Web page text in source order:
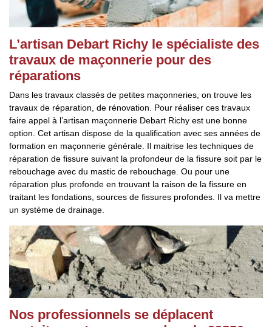
L’artisan Debart Richy le spécialiste des
travaux de maçonnerie pour des
réparations
Dans les travaux classés de petites maçonneries, on trouve les
travaux de réparation, de rénovation. Pour réaliser ces travaux
faire appel à l’artisan maçonnerie Debart Richy est une bonne
option. Cet artisan dispose de la qualification avec ses années de
formation en maçonnerie générale. Il maitrise les techniques de
réparation de fissure suivant la profondeur de la fissure soit par le
rebouchage avec du mastic de rebouchage. Ou pour une
réparation plus profonde en trouvant la raison de la fissure en
traitant les fondations, sources de fissures profondes. Il va mettre
un système de drainage.
Nos professionnels se déplacent